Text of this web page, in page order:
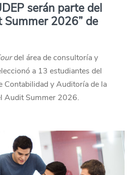
serán parte del
Summer 2026” de
del área de consultoría y
a 13 estudiantes del
Contabilidad y Auditoría de la
Audit Summer 2026.